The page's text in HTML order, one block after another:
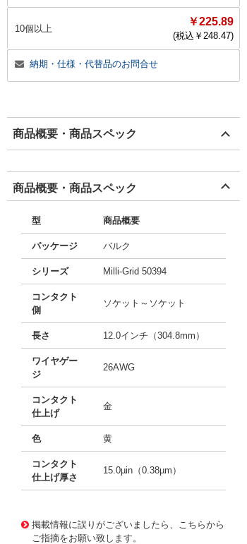
10個以上
￥225.89
(税込￥ 248.47)
納期・仕様・代替品のお問合せ
商品概要・商品スペック
商品概要・商品スペック
型 商品概要
パッケージ バルク
シリーズ Milli-Grid 50394
コンタクト
側
ソケット～ソケット
長さ 12.0インチ（304.8mm）
ワイヤゲー
ジ
26AWG
コンタクト
仕上げ
金
色 黄
コンタクト
仕上げ厚さ
15.0µin（0.38µm）
掲載情報に誤りがございましたら、こちらから
ご指摘をお願い致します。